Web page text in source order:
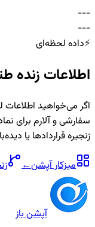
-
-
-
-
-
-
⚡داده لحظه‌ای
اطلاعات زنده
سفارشی و آلارم برای
زنجیره قراردادها یا
میزکار آپشن←
آپشن باز